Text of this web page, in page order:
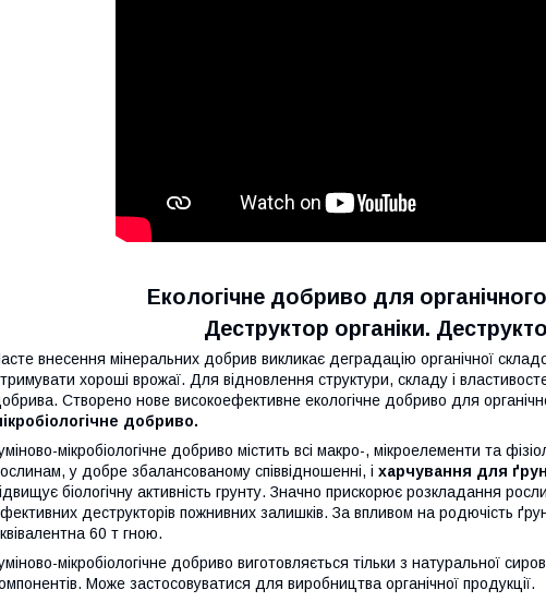
Екологічне добриво для
Деструктор органіки.
внесення мінеральних добрив викликає деградацію органічної
хороші врожаї. Для відновлення структури, складу і
Створено нове високоефективне екологічне добриво для
добриво.
мікробіологічне добриво містить всі макро-, мікроелементи та
у добре збалансованому співвідношенні, і харчування для
біологічну активність грунту. Значно прискорює розкладання
деструкторів пожнивних залишків. За впливом на родючість
60 т гною.
мікробіологічне добриво виготовляється тільки з натуральної
Може застосовуватися для виробництва органічної продукції.